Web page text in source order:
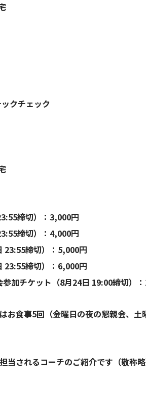
クチェック
締切）：3,000円
締切）：4,000円
23:55締切）：5,000円
23:55締切）：6,000円
加チケット（8月24日 19:00締切）
お食事5回（金曜日の夜の懇親会、土
当されるコーチのご紹介です（敬称略